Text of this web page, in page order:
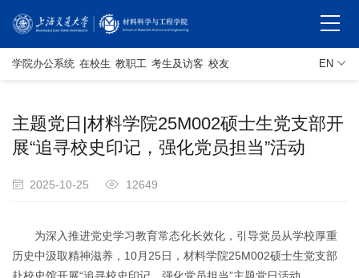
学院办公系统 在校生 教职工 考生及访客 校友 EN
主题党日|材料学院25M002硕士生党支部开
展“追寻校史印记，强化党员担当”活动
2025-10-25 12649
为深入推进党史学习教育常态化长效化，引导党员从学校厚重
历史中汲取精神滋养，10月25日，材料学院25M002硕士生党支部